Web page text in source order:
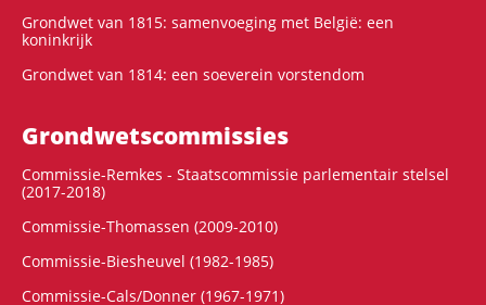
Grondwet van 1815: samenvoeging met België: een
koninkrijk
Grondwet van 1814: een soeverein vorstendom
Grondwets­commissies
Commissie-Remkes - Staatscommissie parlementair stelsel
(2017-2018)
Commissie-Thomassen (2009-2010)
Commissie-Biesheuvel (1982-1985)
Commissie-Cals/Donner (1967-1971)